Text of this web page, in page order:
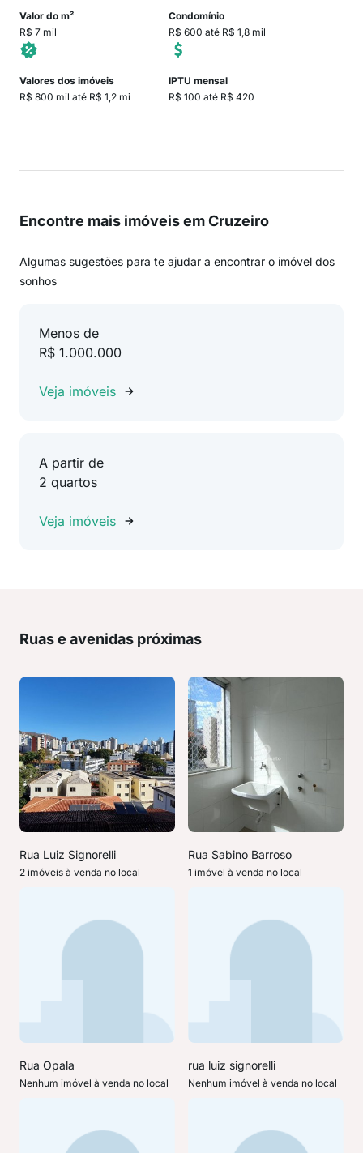
Valor do m²
R$ 7 mil
Condomínio
R$ 600 até R$ 1,8 mil
Valores dos imóveis
R$ 800 mil até R$ 1,2 mi
IPTU mensal
R$ 100 até R$ 420
Encontre mais imóveis em Cruzeiro
Algumas sugestões para te ajudar a encontrar o imóvel dos
sonhos
Menos de
R$ 1.000.000
Veja imóveis
A partir de
2 quartos
Veja imóveis
Ruas e avenidas próximas
Rua Luiz Signorelli
2 imóveis à venda no local
Rua Sabino Barroso
1 imóvel à venda no local
Rua Opala
Nenhum imóvel à venda no local
rua luiz signorelli
Nenhum imóvel à venda no local